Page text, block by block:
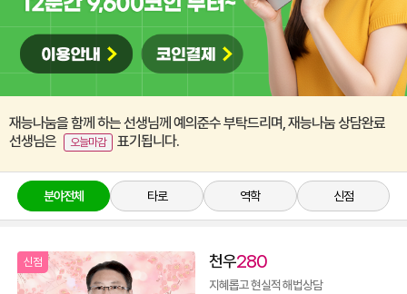
재능나눔을 함께 하는 선생님께 예의준수 부탁드리며, 재능나눔 상담완료
선생님은
오늘마감 표기됩니다.
분야전체 타로 역학 신점
신점 천우280
지혜롭고 현실적 해법상담